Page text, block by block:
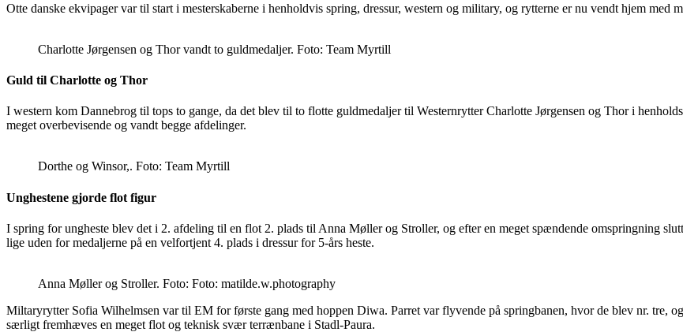
Otte danske ekvipager var til start i mesterskaberne i henholdvis spring, dressur, western og military, og rytterne er nu vendt hjem med
Charlotte Jørgensen og Thor vandt to guldmedaljer. Foto: Team Myrtill
Guld til Charlotte og Thor
I western kom Dannebrog til tops to gange, da det blev til to flotte guldmedaljer til Westernrytter Charlotte Jørgensen og Thor i
meget overbevisende og vandt begge afdelinger.
Dorthe og Winsor,. Foto: Team Myrtill
Unghestene gjorde flot figur
I spring for ungheste blev det i 2. afdeling til en flot 2. plads til Anna Møller og Stroller, og efter en meget spændende omspringning
lige uden for medaljerne på en velfortjent 4. plads i dressur for 5-års heste.
Anna Møller og Stroller. Foto: Foto: matilde.w.photography
Miltaryrytter Sofia Wilhelmsen var til EM for første gang med hoppen Diwa. Parret var flyvende på springbanen, hvor de blev nr. tre,
særligt fremhæves en meget flot og teknisk svær terrænbane i Stadl-Paura.